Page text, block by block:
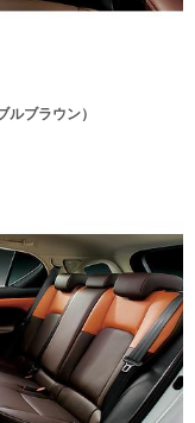
ルブラウン）